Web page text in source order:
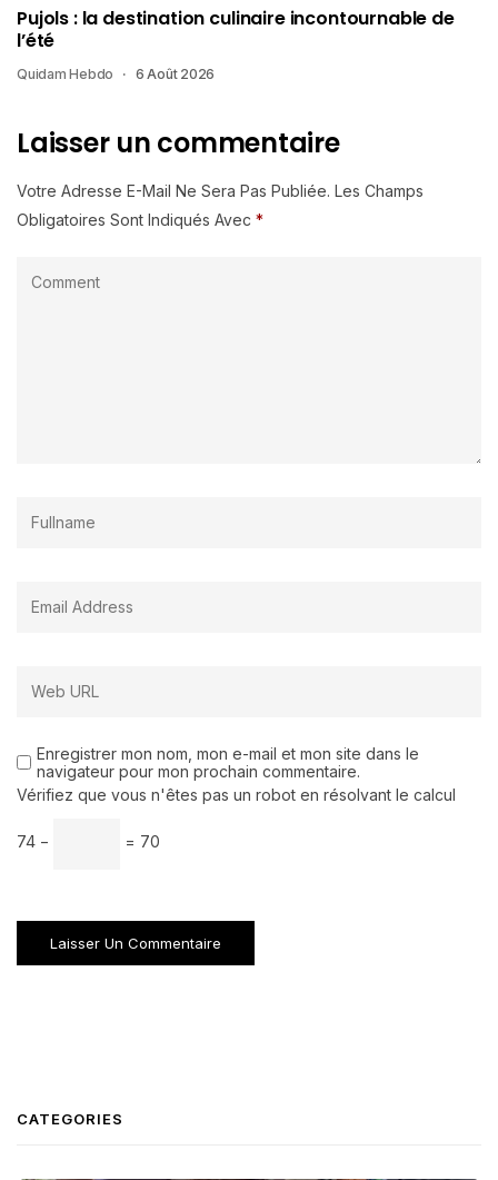
Pujols : la destination culinaire incontournable de
l’été
Quidam Hebdo 6 Août 2026
Laisser un commentaire
Votre Adresse E-Mail Ne Sera Pas Publiée. Les Champs
Obligatoires Sont Indiqués Avec *
Enregistrer mon nom, mon e-mail et mon site dans le
navigateur pour mon prochain commentaire.
Vérifiez que vous n'êtes pas un robot en résolvant le calcul
74 − = 70
CATEGORIES